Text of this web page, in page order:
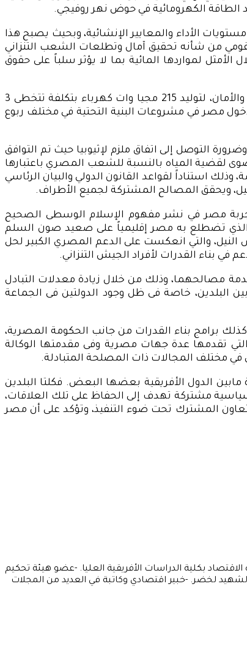
الكهرومائية في حوض نهر روفيجي.
الأداء والمعايير الإنشائية، وبحيث يصبح هذا
من شأنه تحقيق آمال وتطلعات الشعب التنزاني
لمواردها المائية بما لا يؤثر سلباً على حقوق
وقد أشار الرئيس عبدالفتاح السيسي إلى أن سد «جوليوس نيريري»، سيبنى بخبرة وسواعد مصرية على أعلى مستوى من الأمن والأمان، لتوليد 215 مجيا وات كهرباء بتكلفة تتخطى 3
مصر في مشروعات البنية التحتية في مختلف ربوع
التوصل إلى اتفاق ملزم لإثيوبيا حيث تم التوافق
لقضية المياه بالنسبة للشعب المصري باعتبارها
استناداً لقواعد القانون الدولي والبيان الرئاسي
ويحقق المصالح المشتركة لجميع الأطراف.
تجربة مصر في نشر مفهوم الإسلام الوسطى الصحيح
الذي تضطلع به مصر إقليمياً على صعيد صون السلم
والتي انعكست على الدعم المصري الكبير لحل
في بناء القدرات لأفراد الجيش التنزاني.
مصالحهما، وذلك من خلال زيادة معدلات التبادل
البلدين، خاصة فى ظل وجود الدولتين فى الجماعة
برامج بناء القدرات من جانب الحكومة المصرية،
التي تقدمها عدة جهات مصرية وفى مقدمتها الوكالة
في مختلف المجالات ذات المصلحة المتبادلة.
الدول الأفريقية بعضها البعض. فكلتا البلدين
مشتركة تهدف إلى الحفاظ على تلك العلاقات،
المشترك تحت ضوء التنفيذ، وتؤكد على أن مصر
بجامعة القاهرة. -حاصلة على دكتوراه الاقتصاد بكلية الدراسات الأفريقية العليا. -عضو هيئة تحكيم
لخضر. -خبير اقتصادي وكاتبة في العديد من المجلات